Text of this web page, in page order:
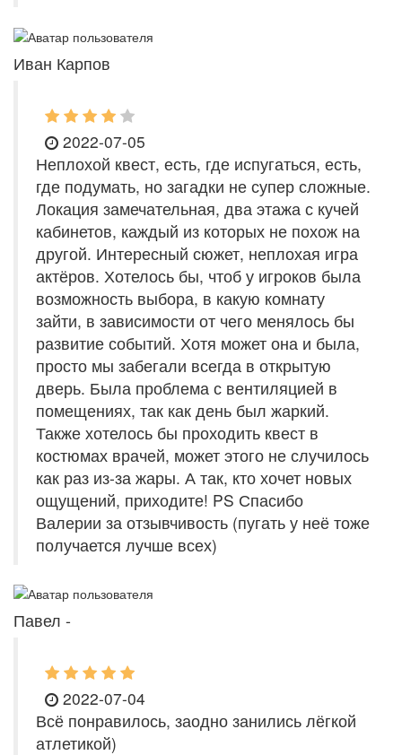
Иван Карпов
2022-07-05
Неплохой квест, есть, где испугаться, есть,
где подумать, но загадки не супер сложные.
Локация замечательная, два этажа с кучей
кабинетов, каждый из которых не похож на
другой. Интересный сюжет, неплохая игра
актёров. Хотелось бы, чтоб у игроков была
возможность выбора, в какую комнату
зайти, в зависимости от чего менялось бы
развитие событий. Хотя может она и была,
просто мы забегали всегда в открытую
дверь. Была проблема с вентиляцией в
помещениях, так как день был жаркий.
Также хотелось бы проходить квест в
костюмах врачей, может этого не случилось
как раз из-за жары. А так, кто хочет новых
ощущений, приходите! PS Спасибо
Валерии за отзывчивость (пугать у неё тоже
получается лучше всех)
Павел -
2022-07-04
Всё понравилось, заодно занились лёгкой
атлетикой)